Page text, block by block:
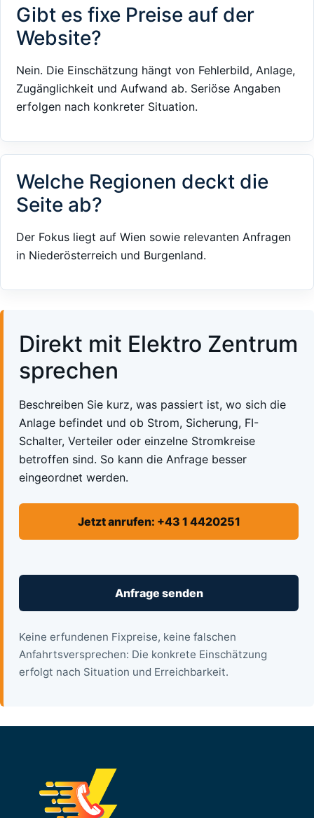
Gibt es fixe Preise auf der
Website?
Nein. Die Einschätzung hängt von Fehlerbild, Anlage,
Zugänglichkeit und Aufwand ab. Seriöse Angaben
erfolgen nach konkreter Situation.
Welche Regionen deckt die
Seite ab?
Der Fokus liegt auf Wien sowie relevanten Anfragen
in Niederösterreich und Burgenland.
Direkt mit Elektro Zentrum
sprechen
Beschreiben Sie kurz, was passiert ist, wo sich die
Anlage befindet und ob Strom, Sicherung, FI-
Schalter, Verteiler oder einzelne Stromkreise
betroffen sind. So kann die Anfrage besser
eingeordnet werden.
Jetzt anrufen: +43 1 4420251
Anfrage senden
Keine erfundenen Fixpreise, keine falschen
Anfahrtsversprechen: Die konkrete Einschätzung
erfolgt nach Situation und Erreichbarkeit.